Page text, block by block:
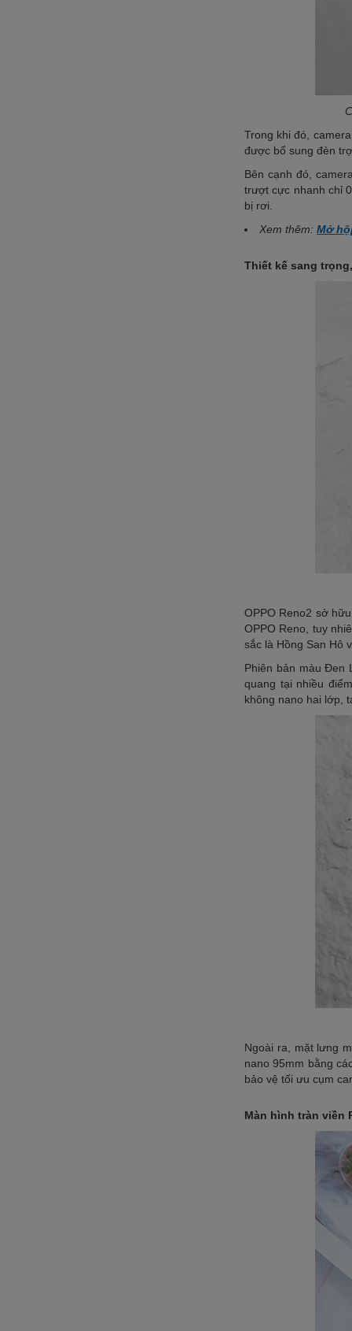
Trong khi đó,
được bổ sung đèn
Bên cạnh đó,
trượt cực nhanh chỉ
bị rơi.
Xem thêm: Mở
Thiết kế sang
OPPO Reno2 sở
OPPO Reno, tuy
sắc là Hồng San Hô
Phiên bản màu Đen
quang tại nhiều
không nano hai lớp,
Ngoài ra, mặt lưng
nano 95mm bằng
bảo vệ tối ưu cụm
Màn hình tràn viền